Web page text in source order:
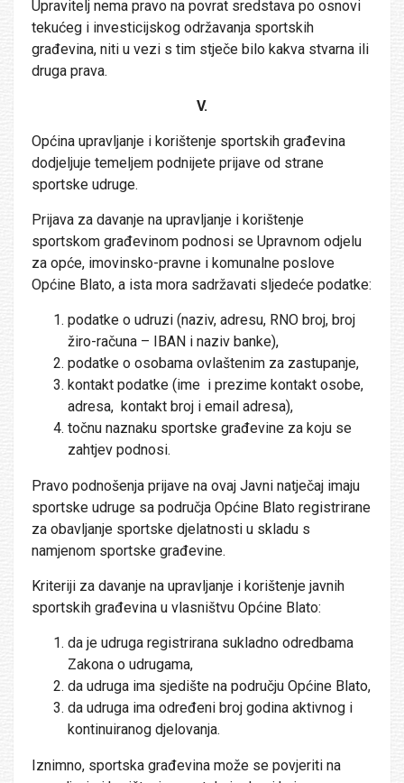
Upravitelj nema pravo na povrat sredstava po osnovi
tekućeg i investicijskog održavanja sportskih
građevina, niti u vezi s tim stječe bilo kakva stvarna ili
druga prava.
V.
Općina upravljanje i korištenje sportskih građevina
dodjeljuje temeljem podnijete prijave od strane
sportske udruge.
Prijava za davanje na upravljanje i korištenje
sportskom građevinom podnosi se Upravnom odjelu
za opće, imovinsko-pravne i komunalne poslove
Općine Blato, a ista mora sadržavati sljedeće podatke:
podatke o udruzi (naziv, adresu, RNO broj, broj
žiro-računa – IBAN i naziv banke),
podatke o osobama ovlaštenim za zastupanje,
kontakt podatke (ime i prezime kontakt osobe,
adresa, kontakt broj i email adresa),
točnu naznaku sportske građevine za koju se
zahtjev podnosi.
Pravo podnošenja prijave na ovaj Javni natječaj imaju
sportske udruge sa područja Općine Blato registrirane
za obavljanje sportske djelatnosti u skladu s
namjenom sportske građevine.
Kriteriji za davanje na upravljanje i korištenje javnih
sportskih građevina u vlasništvu Općine Blato:
da je udruga registrirana sukladno odredbama
Zakona o udrugama,
da udruga ima sjedište na području Općine Blato,
da udruga ima određeni broj godina aktivnog i
kontinuiranog djelovanja.
Iznimno, sportska građevina može se povjeriti na